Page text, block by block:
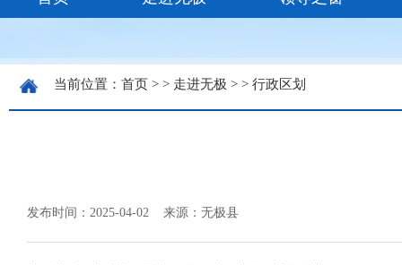
当前位置： 首页 > > 走进无极 > > 行政区划
发布时间：2025-04-02 来源：无极县